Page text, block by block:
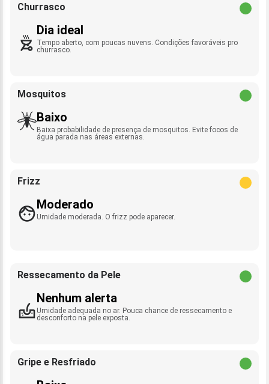
Churrasco
Dia ideal
Tempo aberto, com poucas nuvens. Condições favoráveis pro
churrasco.
Mosquitos
Baixo
Baixa probabilidade de presença de mosquitos. Evite focos de
água parada nas áreas externas.
Frizz
Moderado
Umidade moderada. O frizz pode aparecer.
Ressecamento da Pele
Nenhum alerta
Umidade adequada no ar. Pouca chance de ressecamento e
desconforto na pele exposta.
Gripe e Resfriado